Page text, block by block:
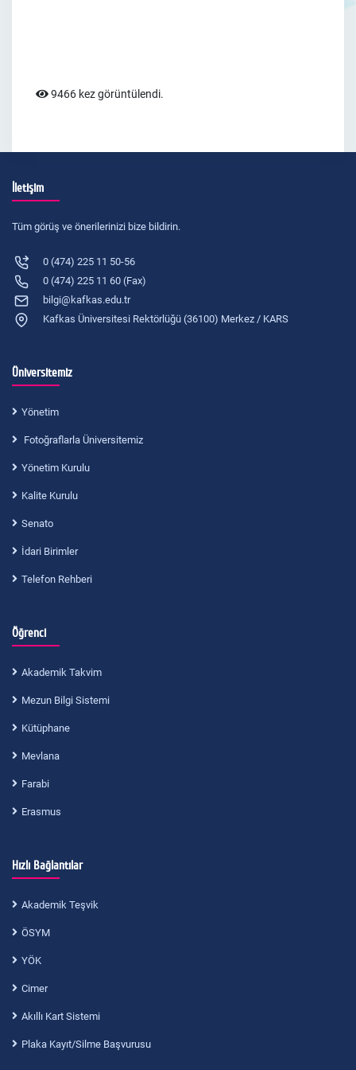
9466 kez görüntülendi.
İletişim
Tüm görüş ve önerilerinizi bize bildirin.
0 (474) 225 11 50-56
0 (474) 225 11 60 (Fax)
bilgi@kafkas.edu.tr
Kafkas Üniversitesi Rektörlüğü (36100) Merkez / KARS
Üniversitemiz
Yönetim
Fotoğraflarla Üniversitemiz
Yönetim Kurulu
Kalite Kurulu
Senato
İdari Birimler
Telefon Rehberi
Öğrenci
Akademik Takvim
Mezun Bilgi Sistemi
Kütüphane
Mevlana
Farabi
Erasmus
Hızlı Bağlantılar
Akademik Teşvik
ÖSYM
YÖK
Cimer
Akıllı Kart Sistemi
Plaka Kayıt/Silme Başvurusu